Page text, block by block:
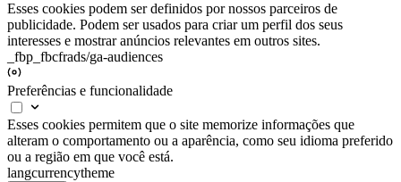
Esses cookies podem ser definidos por nossos parceiros de
publicidade. Podem ser usados para criar um perfil dos seus
interesses e mostrar anúncios relevantes em outros sites.
_fbp _fbcfrads/ga-audiences
Preferências e funcionalidade
Esses cookies permitem que o site memorize informações que
alteram o comportamento ou a aparência, como seu idioma preferido
ou a região em que você está.
langcurrencytheme